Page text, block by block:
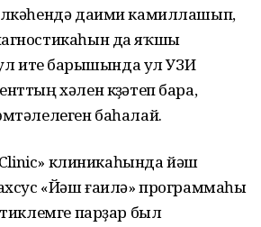
даими камиллашып,
да яҡшы
итеү барышында ул УЗИ
хәлен күҙәтеп бара,
баһалай.
клиникаһында йәш
«Йәш ғаилә» программаһы
парҙар был